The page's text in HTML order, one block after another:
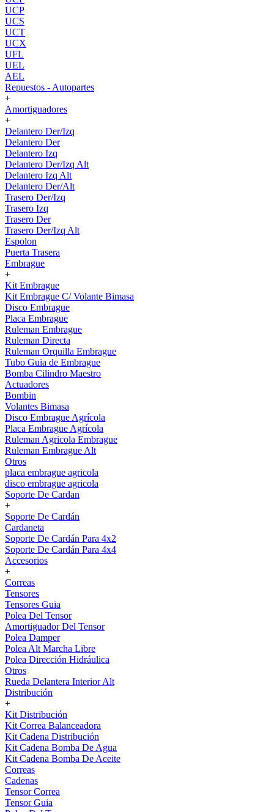
UCP
UCS
UCT
UCX
UFL
UEL
AEL
Repuestos - Autopartes
+
Amortiguadores
+
Delantero Der/Izq
Delantero Der
Delantero Izq
Delantero Der/Izq Alt
Delantero Izq Alt
Delantero Der/Alt
Trasero Der/Izq
Trasero Izq
Trasero Der
Trasero Der/Izq Alt
Espolon
Puerta Trasera
Embrague
+
Kit Embrague
Kit Embrague C/ Volante Bimasa
Disco Embrague
Placa Embrague
Ruleman Embrague
Ruleman Directa
Ruleman Orquilla Embrague
Tubo Guia de Embrague
Bomba Cilindro Maestro
Actuadores
Bombin
Volantes Bimasa
Disco Embrague Agrícola
Placa Embrague Agrícola
Ruleman Agricola Embrague
Ruleman Embrague Alt
Otros
placa embrague agricola
disco embrague agricola
Soporte De Cardan
+
Soporte De Cardán
Cardaneta
Soporte De Cardán Para 4x2
Soporte De Cardán Para 4x4
Accesorios
+
Correas
Tensores
Tensores Guia
Polea Del Tensor
Amortiguador Del Tensor
Polea Damper
Polea Alt Marcha Libre
Polea Dirección Hidráulica
Otros
Rueda Delantera Interior Alt
Distribución
+
Kit Distribución
Kit Correa Balanceadora
Kit Cadena Distribución
Kit Cadena Bomba De Agua
Kit Cadena Bomba De Aceite
Correas
Cadenas
Tensor Correa
Tensor Guia